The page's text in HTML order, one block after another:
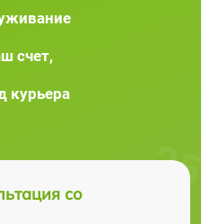
счет,
курьера
со